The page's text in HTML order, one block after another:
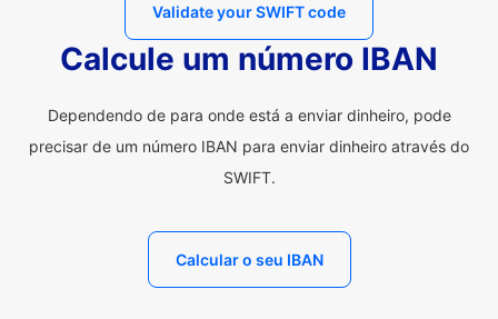
Validate your SWIFT code
Calcule um número IBAN
Dependendo de para onde está a enviar dinheiro, pode
precisar de um número IBAN para enviar dinheiro através do
SWIFT.
Calcular o seu IBAN